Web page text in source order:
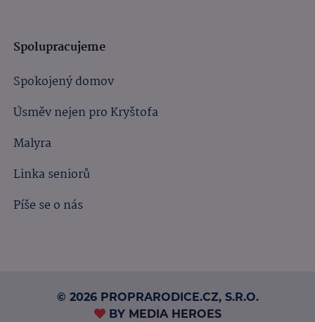
Spolupracujeme
Spokojený domov
Úsměv nejen pro Kryštofa
Malyra
Linka seniorů
Píše se o nás
© 2026 PROPRARODICE.CZ, S.R.O.
BY MEDIA HEROES